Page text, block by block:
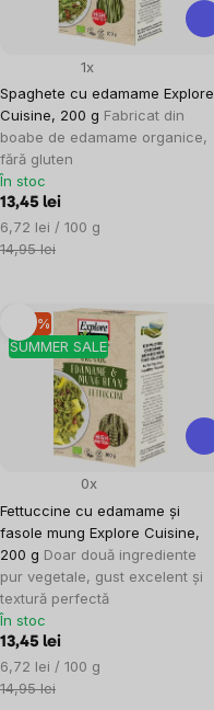
Spaghete cu edamame Explore
Cuisine, 200 g Fabricat din
boabe de edamame organice,
fără gluten
1x
În stoc
13,45 lei
Evaluare
preţ:
6,72 lei / 100 g
14,95 lei
SUMMER SALE
–10 %
Fettuccine cu edamame și
fasole mung Explore Cuisine,
200 g Doar două ingrediente
pur vegetale, gust excelent și
textură perfectă
0x
În stoc
13,45 lei
Evaluare
preţ:
6,72 lei / 100 g
14,95 lei